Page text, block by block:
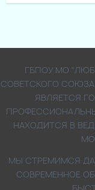
ГБПОУ МО
СОВЕТСКОГО
ЯВЛЯЕТСЯ
НАХОДИТСЯ В
МЫ СТРЕМИМСЯ
СОВРЕМЕННОЕ